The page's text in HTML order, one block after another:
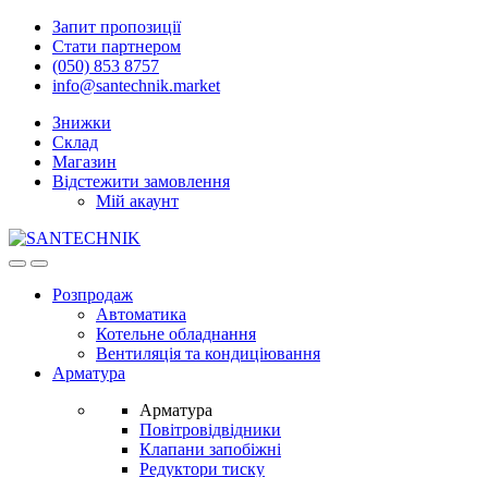
Skip
navigation
Skip
content
Запит пропозиції
Стати партнером
(050) 853 8757
info@santechnik.market
Знижки
Склад
Магазин
Відстежити замовлення
Мій акаунт
OpenClose
Розпродаж
Автоматика
Котельне обладнання
Вентиляція та кондиціювання
Арматура
Арматура
Повітровідвідники
Клапани запобіжні
Редуктори тиску